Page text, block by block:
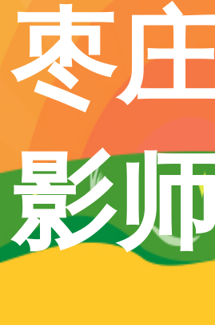
枣
影